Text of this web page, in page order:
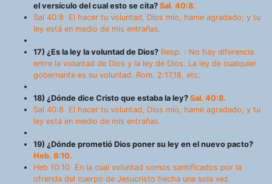
el versículo del cual esto se cita? Sal. 40:8.
Sal 40:8 El hacer tu voluntad, Dios mío, hame agradado; y tu
ley está en medio de mis entrañas.
17) ¿Es la ley la voluntad de Dios? Resp. : No hay diferencia
entre la voluntad de Dios y la ley de Dios. La ley de cualquier
gobernante es su voluntad. Rom. 2:17,18, etc.
18) ¿Dónde dice Cristo que estaba la ley? Sal. 40:8.
Sal 40:8 El hacer tu voluntad, Dios mío, hame agradado; y tu
ley está en medio de mis entrañas.
19) ¿Dónde prometió Dios poner su ley en el nuevo pacto?
Heb. 8:10.
Heb 10:10 En la cual voluntad somos santificados por la
ofrenda del cuerpo de Jesucristo hecha una sola vez.